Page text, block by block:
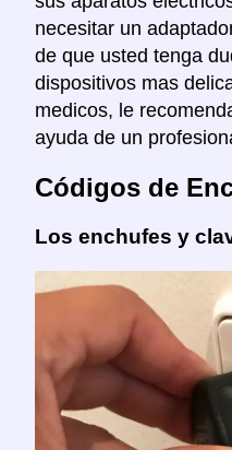
necesitar un
de que usted tenga
dispositivos mas
medicos, le
ayuda de un
Códigos de
Los enchufes y